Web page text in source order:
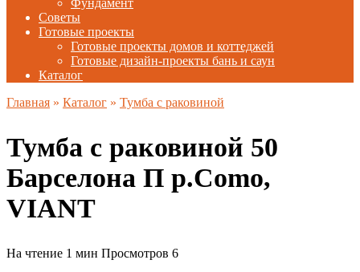
Фундамент
Советы
Готовые проекты
Готовые проекты домов и коттеджей
Готовые дизайн-проекты бань и саун
Каталог
Главная » Каталог » Тумба с раковиной
Тумба с раковиной 50
Барселона П р.Como,
VIANT
На чтение 1 мин Просмотров 6